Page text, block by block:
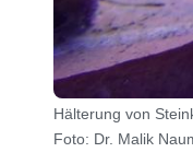
Hälterung von
Foto: Dr. Malik